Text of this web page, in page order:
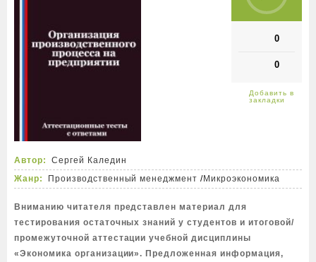
0
0
Автор:
Сергей Каледин
Жанр:
Производственный менеджмент /Микроэкономика
Вниманию читателя представлен материал для
тестирования остаточных знаний у студентов и итоговой/
промежуточной аттестации учебной дисциплины
«Экономика организации». Предложенная информация,